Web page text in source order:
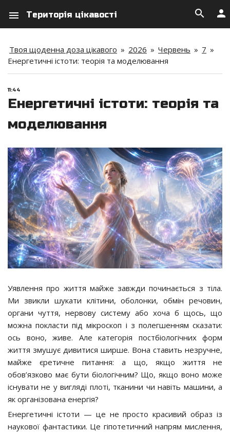
menu Територія цікавості person
search
Твоя щоденна доза цікавого » 2026 » Червень » 7 »
Енергетичні істоти: теорія та моделювання
11:44
Енергетичні істоти: теорія та
моделювання
Уявлення про життя майже завжди починається з тіла.
Ми звикли шукати клітини, оболонки, обмін речовин,
органи чуття, нервову систему або хоча б щось, що
можна покласти під мікроскоп і з полегшенням сказати:
ось воно, живе. Але категорія постбіологічних форм
життя змушує дивитися ширше. Вона ставить незручне,
майже єретичне питання: а що, якщо життя не
обов’язково має бути біологічним? Що, якщо воно може
існувати не у вигляді плоті, тканини чи навіть машини, а
як організована енергія?
Енергетичні істоти — це не просто красивий образ із
наукової фантастики. Це гіпотетичний напрям мислення,